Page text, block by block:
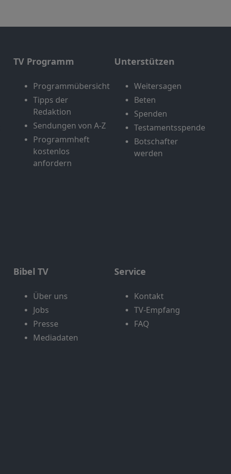
TV Programm
Programmübersicht
Tipps der
Redaktion
Sendungen von A-Z
Programmheft
kostenlos
anfordern
Unterstützen
Weitersagen
Beten
Spenden
Testamentsspende
Botschafter
werden
Bibel TV
Über uns
Jobs
Presse
Mediadaten
Service
Kontakt
TV-Empfang
FAQ